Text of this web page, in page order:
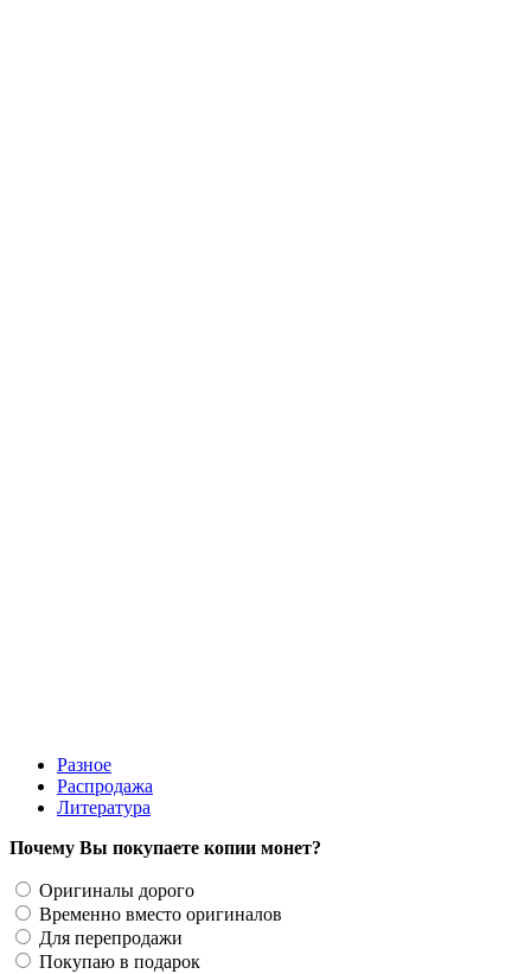
Разное
Распродажа
Литература
Почему Вы покупаете копии монет?
Оригиналы дорого
Временно вместо оригиналов
Для перепродажи
Покупаю в подарок